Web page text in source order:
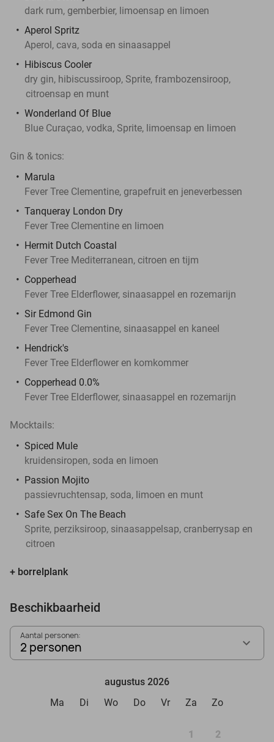
dark rum, gemberbier, limoensap en limoen
Aperol Spritz
Aperol, cava, soda en sinaasappel
Hibiscus Cooler
dry gin, hibiscussiroop, Sprite, frambozensiroop,
citroensap en munt
Wonderland Of Blue
Blue Curaçao, vodka, Sprite, limoensap en limoen
Gin & tonics:
Marula
Fever Tree Clementine, grapefruit en jeneverbessen
Tanqueray London Dry
Fever Tree Clementine en limoen
Hermit Dutch Coastal
Fever Tree Mediterranean, citroen en tijm
Copperhead
Fever Tree Elderflower, sinaasappel en rozemarijn
Sir Edmond Gin
Fever Tree Clementine, sinaasappel en kaneel
Hendrick's
Fever Tree Elderflower en komkommer
Copperhead 0.0%
Fever Tree Elderflower, sinaasappel en rozemarijn
Mocktails:
Spiced Mule
kruidensiropen, soda en limoen
Passion Mojito
passievruchtensap, soda, limoen en munt
Safe Sex On The Beach
Sprite, perziksiroop, sinaasappelsap, cranberrysap en
citroen
+ borrelplank
Beschikbaarheid
Aantal personen:
2 personen
augustus 2026
Ma
Di Wo Do Vr Za Zo
1 2